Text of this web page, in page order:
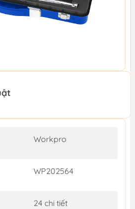
Workpro
WP202564
24 chi tiết